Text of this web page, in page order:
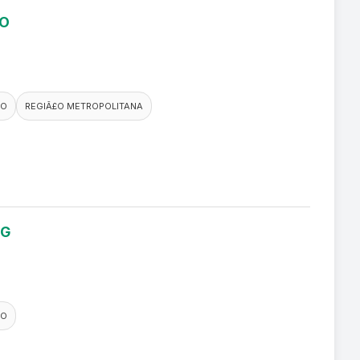
REGIÃ£O METROPOLITANA